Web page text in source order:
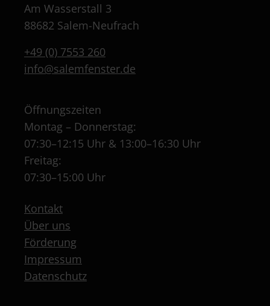
Am Wasserstall 3
88682 Salem-Neufrach
+49 (0) 7553 260
info@salemfenster.de
Öffnungszeiten
Montag – Donnerstag:
07:30–12:15 Uhr & 13:00–16:30 Uhr
Freitag:
07:30–15:00 Uhr
Kontakt
Über uns
Förderung
Impressum
Datenschutz